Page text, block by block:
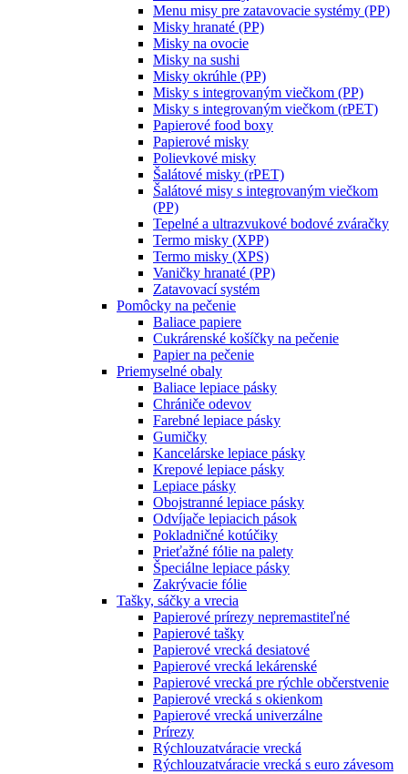
Menu misy pre zatavovacie systémy (PP)
Misky hranaté (PP)
Misky na ovocie
Misky na sushi
Misky okrúhle (PP)
Misky s integrovaným viečkom (PP)
Misky s integrovaným viečkom (rPET)
Papierové food boxy
Papierové misky
Polievkové misky
Šalátové misky (rPET)
Šalátové misy s integrovaným viečkom
(PP)
Tepelné a ultrazvukové bodové zváračky
Termo misky (XPP)
Termo misky (XPS)
Vaničky hranaté (PP)
Zatavovací systém
Pomôcky na pečenie
Baliace papiere
Cukrárenské košíčky na pečenie
Papier na pečenie
Priemyselné obaly
Baliace lepiace pásky
Chrániče odevov
Farebné lepiace pásky
Gumičky
Kancelárske lepiace pásky
Krepové lepiace pásky
Lepiace pásky
Obojstranné lepiace pásky
Odvíjače lepiacich pások
Pokladničné kotúčiky
Prieťažné fólie na palety
Špeciálne lepiace pásky
Zakrývacie fólie
Tašky, sáčky a vrecia
Papierové prírezy nepremastiteľné
Papierové tašky
Papierové vrecká desiatové
Papierové vrecká lekárenské
Papierové vrecká pre rýchle občerstvenie
Papierové vrecká s okienkom
Papierové vrecká univerzálne
Prírezy
Rýchlouzatváracie vrecká
Rýchlouzatváracie vrecká s euro závesom